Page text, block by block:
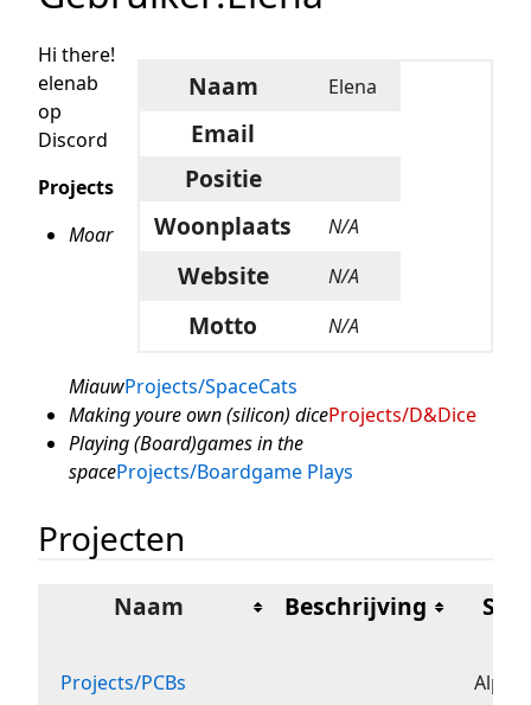
Naam Elena
Email
Positie
Woonplaats
N/A
Website N/A
Motto N/A
Hi there!
elenab
op
Discord
Projects
Moar
MiauwProjects/SpaceCats
Making youre own (silicon) diceProjects/D&Dice
Playing (Board)games in the
spaceProjects/Boardgame Plays
Projecten
Naam Beschrijving
Projects/PCBs Alpha